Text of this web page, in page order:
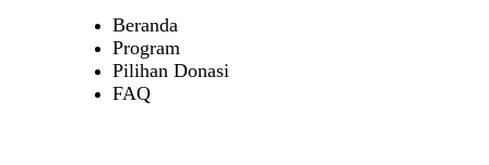
Beranda
Program
Pilihan Donasi
FAQ